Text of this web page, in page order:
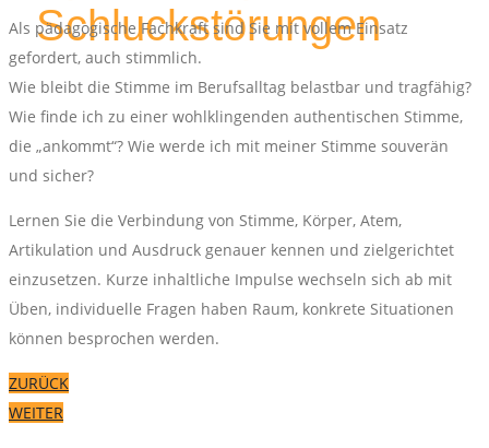
Schluckstörungen
Als pädagogische Fachkraft sind Sie mit vollem Einsatz
gefordert, auch stimmlich.
Wie bleibt die Stimme im Berufsalltag belastbar und tragfähig?
Wie finde ich zu einer wohlklingenden authentischen Stimme,
die „ankommt“? Wie werde ich mit meiner Stimme souverän
und sicher?
Lernen Sie die Verbindung von Stimme, Körper, Atem,
Artikulation und Ausdruck genauer kennen und zielgerichtet
einzusetzen. Kurze inhaltliche Impulse wechseln sich ab mit
Üben, individuelle Fragen haben Raum, konkrete Situationen
können besprochen werden.
ZURÜCK
WEITER